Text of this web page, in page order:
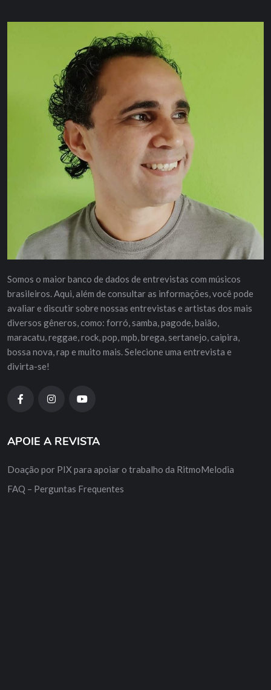
Somos o maior banco de dados de entrevistas com músicos
brasileiros. Aqui, além de consultar as informações, você pode
avaliar e discutir sobre nossas entrevistas e artistas dos mais
diversos gêneros, como: forró, samba, pagode, baião,
maracatu, reggae, rock, pop, mpb, brega, sertanejo, caipira,
bossa nova, rap e muito mais. Selecione uma entrevista e
divirta-se!
APOIE A REVISTA
Doação por PIX para apoiar o trabalho da RitmoMelodia
FAQ – Perguntas Frequentes